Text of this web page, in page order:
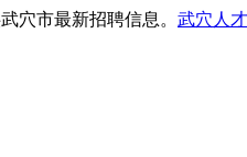
穴市最新招聘信息。 武穴人